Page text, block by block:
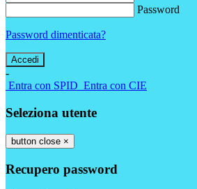
Password
Password dimenticata?
-
Entra con SPID Entra con CIE
Seleziona utente
button close ×
Recupero password